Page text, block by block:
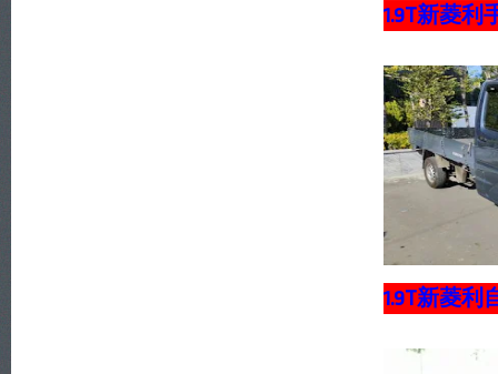
1.9T新菱利
1.9T新菱利